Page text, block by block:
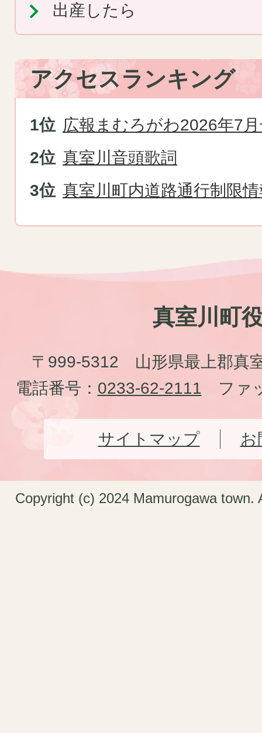
出産したら
アクセスランキング
広報まむろがわ2026年7
真室川音頭歌詞
真室川町内道路通行制限
真室川町
〒999-5312 山形県最上郡真
電話番号： 0233-62-2111 ファ
サイトマップ お
Copyright (c) 2024 Mamurogawa town.